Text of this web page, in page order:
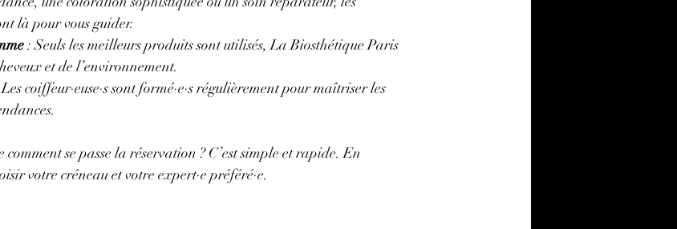
là pour vous guider.
: Seuls les meilleurs produits sont utilisés, La Biosthétique Paris
et de l’environnement.
coiffeur·euse·s sont formé·e·s régulièrement pour maîtriser les
comment se passe la réservation ? C’est simple et rapide. En
votre créneau et votre expert·e préféré·e.